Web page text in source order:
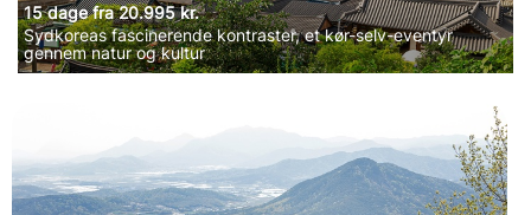
15 dage fra 20.995 kr.
Sydkoreas fascinerende kontraster, et kør-selv-eventyr
gennem natur og kultur